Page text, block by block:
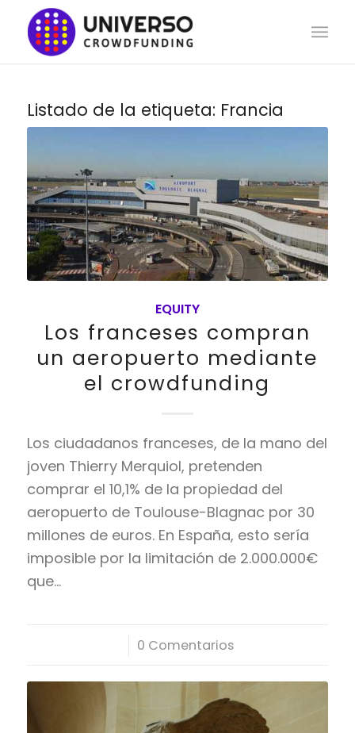
Listado de la etiqueta: Francia
EQUITY
Los franceses compran
un aeropuerto mediante
el crowdfunding
Los ciudadanos franceses, de la mano del
joven Thierry Merquiol, pretenden
comprar el 10,1% de la propiedad del
aeropuerto de Toulouse-Blagnac por 30
millones de euros. En España, esto sería
imposible por la limitación de 2.000.000€
que…
0 Comentarios